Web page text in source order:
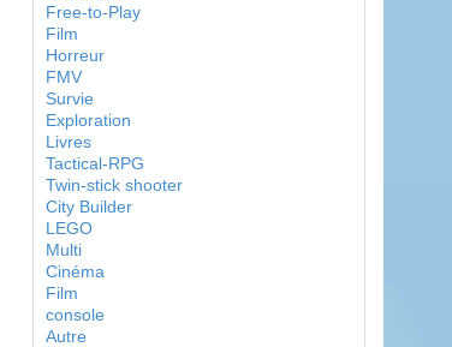
Free-to-Play
Film
Horreur
FMV
Survie
Exploration
Livres
Tactical-RPG
Twin-stick shooter
City Builder
LEGO
Multi
Cinéma
Film
console
Autre